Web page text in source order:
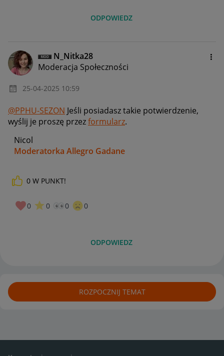
ODPOWIEDZ
N_Nitka28
Moderacja Społeczności
‎25-04-2025 10:59
@PPHU-SEZON Jeśli posiadasz takie potwierdzenie,
wyślij je proszę przezformularz.
Nicol
Moderatorka Allegro Gadane
0 W PUNKT!
0 0 0 0
ODPOWIEDZ
ROZPOCZNIJ TEMAT